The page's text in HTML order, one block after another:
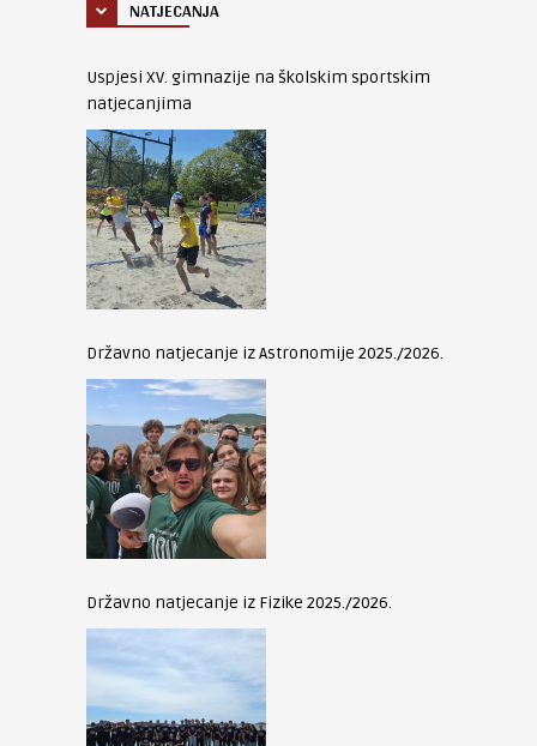
NATJECANJA
Uspjesi XV. gimnazije na školskim sportskim
natjecanjima
Državno natjecanje iz Astronomije 2025./2026.
Državno natjecanje iz Fizike 2025./2026.